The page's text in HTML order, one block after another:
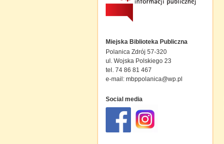
Miejska Biblioteka Publiczna
Polanica Zdrój 57-320
ul. Wojska Polskiego 23
tel. 74 86 81 467
e-mail: mbppolanica@wp.pl
Social media